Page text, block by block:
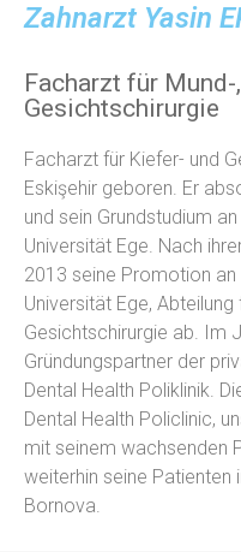
Zahnarzt Yasin
Facharzt für
Gesichtschirurgie
Facharzt für Kiefer- und
Eskişehir geboren. Er
und sein Grundstudium
Universität Ege. Nach
2013 seine Promotion
Universität Ege, Abteilung
Gesichtschirurgie ab. Im
Gründungspartner der
Dental Health Poliklinik.
Dental Health Policlinic,
mit seinem wachsenden
weiterhin seine Patienten
Bornova.